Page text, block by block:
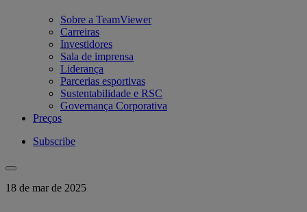
Sobre a TeamViewer
Carreiras
Investidores
Sala de imprensa
Liderança
Parcerias esportivas
Sustentabilidade e RSC
Governança Corporativa
Preços
Subscribe
18 de mar de 2025